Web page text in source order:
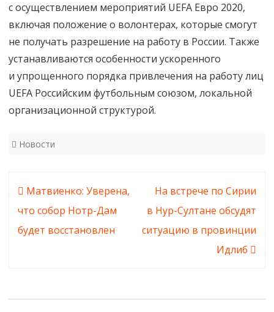
с осуществлением мероприятий UEFA Евро 2020,
включая положение о волонтерах, которые смогут
не получать разрешение на работу в России. Также
устанавливаются особенности ускоренного
и упрощенного порядка привлечения на работу лиц
UEFA Российским футбольным союзом, локальной
организационной структурой.
Новости
Навигация
по
записям
Матвиенко: Уверена,
что собор Нотр-Дам
будет восстановлен
На встрече по Сирии
в Нур-Султане обсудят
ситуацию в провинции
Идлиб